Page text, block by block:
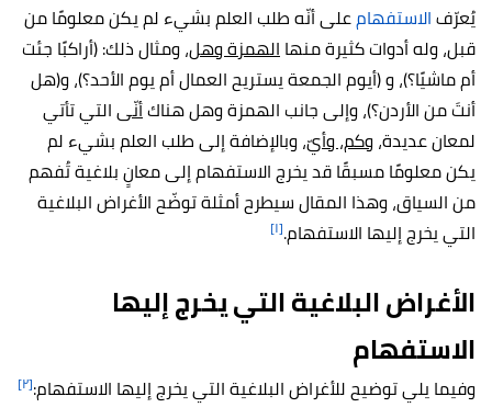
يُعرّفالاستفهامعلى أنّه طلب العلم بشيء لم يكن معلومًا من
قبل، وله أدوات كثيرة منهاالهمزة وهل، ومثال ذلك: (أراكبًا جئت
أم ماشيًا؟)، و (أيوم الجمعة يستريح العمال أم يوم الأحد؟)، و(هل
أنتَ من الأردن؟)، وإلى جانب الهمزة وهل هناكأنّىالتي تأتي
لمعان عديدة،وكم، وأيّ، وبالإضافة إلى طلب العلم بشيء لم
يكن معلومًا مسبقًا قد يخرج الاستفهام إلى معانٍ بلاغية تُفهم
من السياق، وهذا المقال سيطرح أمثلة توضّح الأغراض البلاغية
التي يخرج إليها الاستفهام.[١]
الأغراض البلاغية التي يخرج إليها
الاستفهام
وفيما يلي توضيح للأغراض البلاغية التي يخرج إليها الاستفهام:[٢]